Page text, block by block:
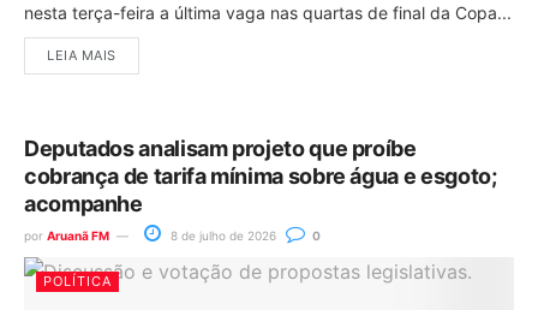
nesta terça-feira a última vaga nas quartas de final da Copa...
LEIA MAIS
Deputados analisam projeto que proíbe
cobrança de tarifa mínima sobre água e esgoto;
acompanhe
por Aruanã FM 8 de julho de 2026 0
POLÍTICA